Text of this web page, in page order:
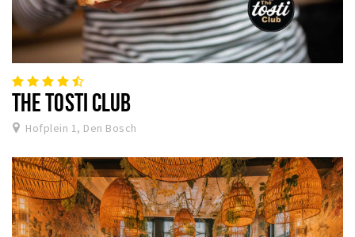
THE TOSTI CLUB
Hofplein 1, Den Bosch